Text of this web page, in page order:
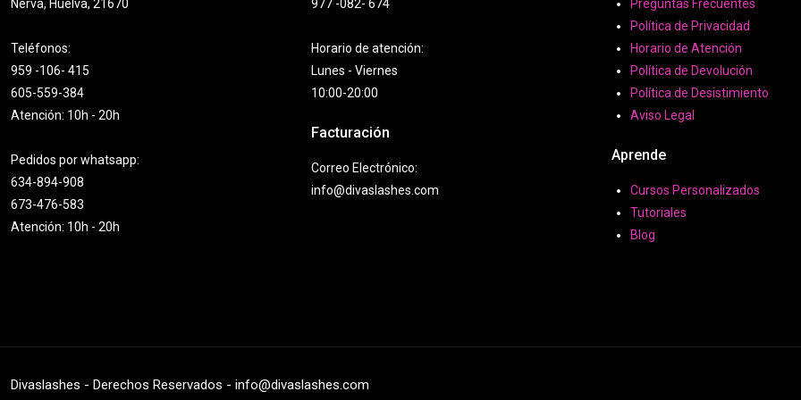
Nerva, Huelva, 21670
Teléfonos:
959 -106- 415
605-559-384
Atención: 10h - 20h
Pedidos por whatsapp:
634-894-908
673-476-583
Atención: 10h - 20h
977 -082- 674
Horario de atención:
Lunes - Viernes
10:00-20:00
Facturación
Correo Electrónico:
info@divaslashes.com
Preguntas Frecuentes
Política de Privacidad
Horario de Atención
Política de Devolución
Política de Desistimiento
Aviso Legal
Aprende
Cursos Personalizados
Tutoriales
Blog
Divaslashes - Derechos Reservados - info@divaslashes.com